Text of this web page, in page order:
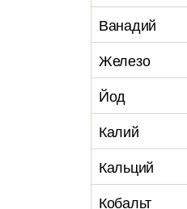
Ванадий
Железо
Йод
Калий
Кальций
Кобальт